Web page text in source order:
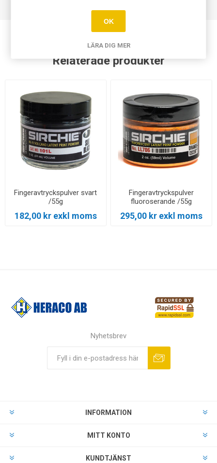
Relaterade produkter
Fingeravtryckspulver svart
/55g
182,00 kr exkl moms
Fingeravtryckspulver
fluoroserande /55g
295,00 kr exkl moms
Nyhetsbrev
INFORMATION
MITT KONTO
KUNDTJÄNST
OK
LÄRA DIG MER